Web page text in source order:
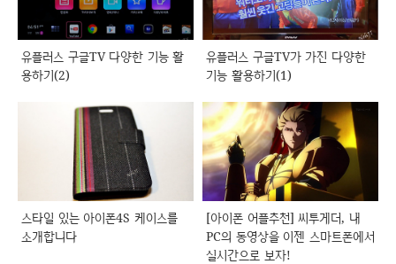
유플러스 구글TV 다양한 기능 활
용하기(2)
유플러스 구글TV가 가진 다양한
기능 활용하기(1)
스타일 있는 아이폰4S 케이스를
소개합니다
[아이폰 어플추천] 씨투게더, 내
PC의 동영상을 이젠 스마트폰에서
실시간으로 보자!